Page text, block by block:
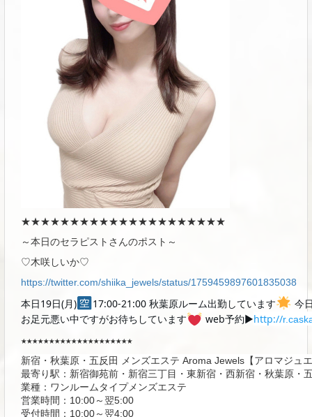
★★★★★★★★★★★★★★★★★★★★★
～本日のセラピストさんのポスト～
♡木咲しいか♡
https://twitter.com/shiika_jewels/status/1759459897601835038
本日19日(月) 17:00-21:00 秋葉原ルーム出勤しています
今
お足元悪い中ですがお待ちしています
web予約▶︎http://
★★★★★★★★★★★★★★★★★★★★
新宿・秋葉原・五反田 メンズエステ Aroma Jewels【アロマジュ
最寄り駅：新宿御苑前・新宿三丁目・東新宿・西新宿・秋葉原・
業種：ワンルームタイプメンズエステ
営業時間：10:00～翌5:00
受付時間：10:00～翌4:00